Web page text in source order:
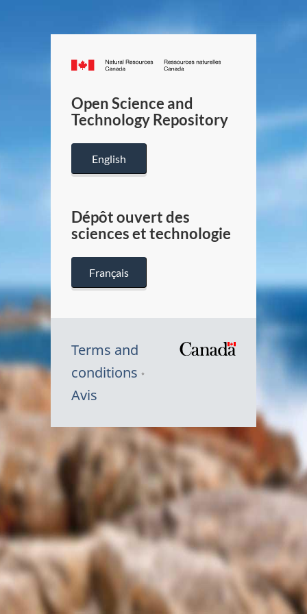
Canada.ca
/
Canada
Open Science and
Technology Repository
English
Dépôt ouvert des
sciences et technologie
Français
Terms and
conditions
Avis
Symbole
du
Canada